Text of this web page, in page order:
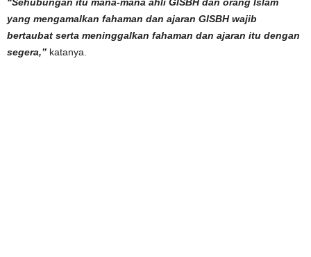
yang mengamalkan fahaman dan ajaran GISBH wajib
bertaubat serta meninggalkan fahaman dan ajaran itu dengan
segera,” katanya.